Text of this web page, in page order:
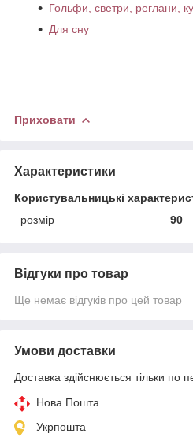
Гольфи, светри, реглани,
Для сну
Приховати
Характеристики
Користувальницькі
розмір
90
Відгуки про товар
Ще немає відгуків про цей товар
Умови доставки
Доставка здійснюється тільки по
Нова Пошта
Укрпошта